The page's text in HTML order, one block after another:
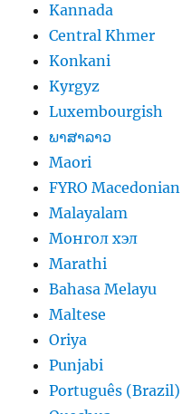
Kannada
Central Khmer
Konkani
Kyrgyz
Luxembourgish
ພາສາລາວ
Maori
FYRO Macedonian
Malayalam
Монгол хэл
Marathi
Bahasa Melayu
Maltese
Oriya
Punjabi
Português (Brazil)